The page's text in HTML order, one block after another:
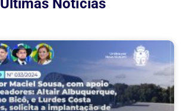
Últimas Notícias